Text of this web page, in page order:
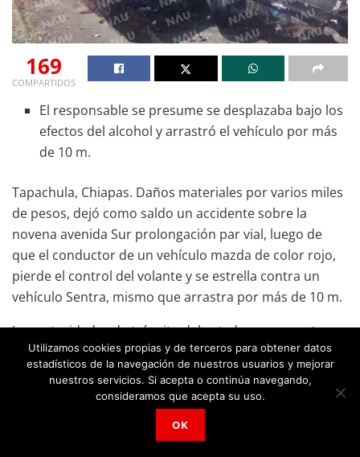
169
COMPARTIDOS
El responsable se presume se desplazaba bajo los
efectos del alcohol y arrastró el vehículo por más
de 10 m.
Tapachula, Chiapas. Daños materiales por varios miles
de pesos, dejó como saldo un accidente sobre la
novena avenida Sur prolongación par vial, luego de
que el conductor de un vehículo mazda de color rojo,
pierde el control del volante y se estrella contra un
vehículo Sentra, mismo que arrastra por más de 10 m.
Las autoridades de tránsito del estado se encuentran
realizando Las investigaciones correspondientes.
Sobre los hechos, se dio a conocer que el conductor
del vehículo transitaba de Sur a Norte, sobre la novena
Utilizamos cookies propias y de terceros para obtener datos
estadísticos de la navegación de nuestros usuarios y mejorar
nuestros servicios. Si acepta o continúa navegando,
consideramos que acepta su uso.
OK